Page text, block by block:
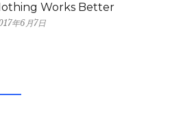
Works Better
年6月7日